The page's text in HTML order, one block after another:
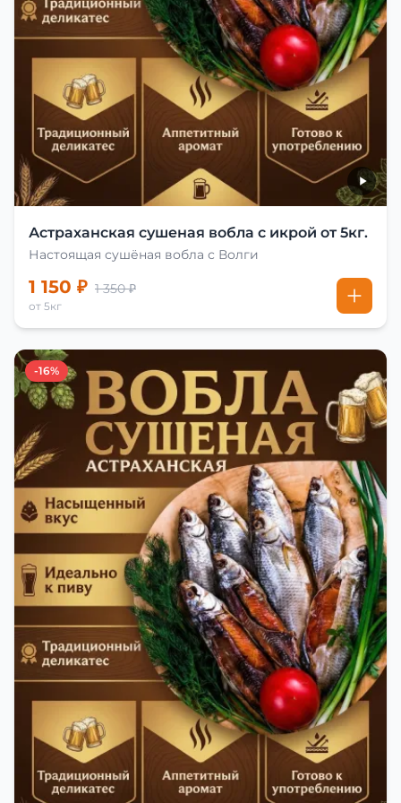
Астраханская сушеная вобла с икрой от 5кг.
Настоящая сушёная вобла с Волги
1 150 ₽ 1 350 ₽
от 5кг
-16%